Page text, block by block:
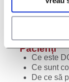
Pacienți
Ce este
Ce sunt
De ce să